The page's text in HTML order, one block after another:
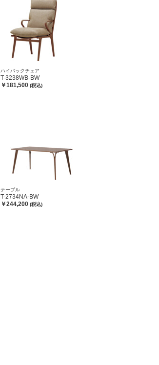
ハイバックチェア
T-3238WB-BW
￥181,500 (税込)
テーブル
T-2734NA-BW
￥244,200 (税込)